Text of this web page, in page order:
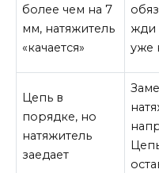
более чем на 7
мм, натяжитель
«качается»
жди
уже
Цепь в
порядке, но
натяжитель
заедает